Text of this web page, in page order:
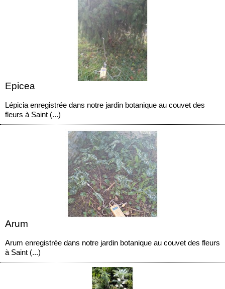
Epicea
Lépicia enregistrée dans notre jardin botanique au couvet des
fleurs à Saint (...)
Arum
Arum enregistrée dans notre jardin botanique au couvet des fleurs
à Saint (...)